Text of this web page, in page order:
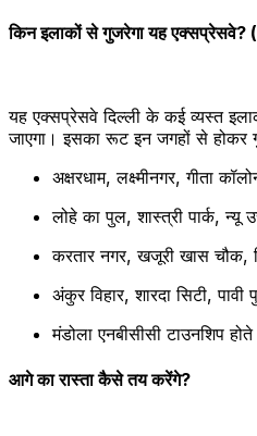
किन इलाकों से गुजरेगा यह
यह एक्सप्रेसवे दिल्ली के कई व्यस्त
जाएगा। इसका रूट इन जगहों से होकर
अक्षरधाम, लक्ष्मीनगर, गीता
लोहे का पुल, शास्त्री पार्क, न्यू
करतार नगर, खजूरी खास चौक,
अंकुर विहार, शारदा सिटी, पावी
मंडोला एनबीसीसी टाउनशिप
आगे का रास्ता कैसे तय करेंगे?